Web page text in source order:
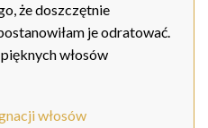
że doszczętnie
je odratować.
włosów
włosów